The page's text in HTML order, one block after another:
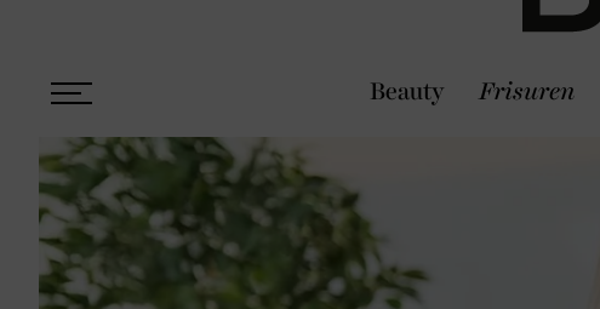
Beauty Frisuren